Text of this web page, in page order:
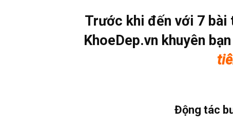
Trước khi đến với 7 bài
KhoeDep.vn khuyên
Động tác